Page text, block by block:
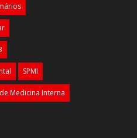
SPMI
Medicina Interna